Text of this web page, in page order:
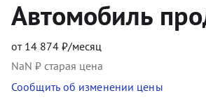
Автомобиль
от 14 874 ₽/месяц
NaN ₽ старая цена
Сообщить об изменении цены